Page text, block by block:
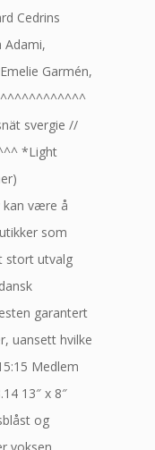
Cedrins
Garmén,
^^^^^^^^^^^^
svergie //
*Light
være å
som
stort utvalg
garantert
uansett hvilke
Medlem
13″ x 8″
og